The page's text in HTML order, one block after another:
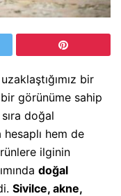
bir
görünüme sahip
doğal
hem de
ilginin
doğal
Sivilce, akne,